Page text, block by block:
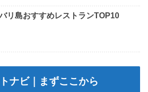
リ島おすすめレストランTOP10
ナビ｜まずここから